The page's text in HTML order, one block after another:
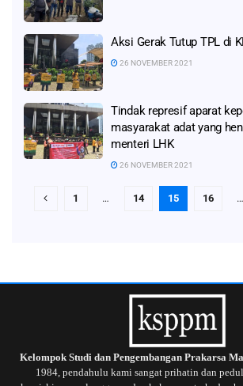
Aksi Gerak Tutup TPL di
26 NOVEMBER 2021
Tindak represif aparat
masyarakat adat yang
menteri LHK
26 NOVEMBER 2021
1 … 14 15 16 …
Kelompok Studi dan Pengembangan Prakarsa
1984, pendahulu kami sangat prihatin dan